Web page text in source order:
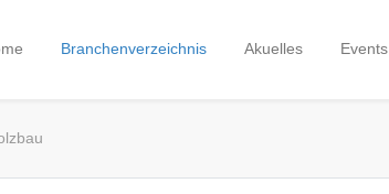
Branchenverzeichnis Akuelles Events